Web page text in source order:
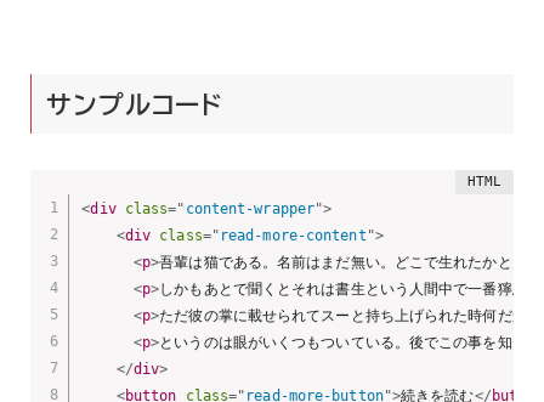
nisl, tristique vel sem eu, auctor
ac turpis egestas. Vestibulum ante
ultrices posuere cubilia curae;
Curabitur vestibulum justo sed
scelerisque ultricies. Donec tempor
eros et sapien iaculis hendrerit. Sed
サンプルコード
<div class=" content-wrapper">
<div class=" read-more-content ">
<p>吾輩は猫である。名前はまだ無い。どこで生れたかとん
<p>しかもあとで聞くとそれは書生という人間中で一番獰悪
<p>ただ彼の掌に載せられてスーと持ち上げられた時何だか
<p>というのは眼がいくつもついている。後でこの事を知っ
</div>
<button class=" read-more-button">続きを読む</ button